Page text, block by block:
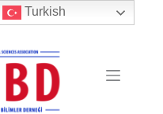
Turkish